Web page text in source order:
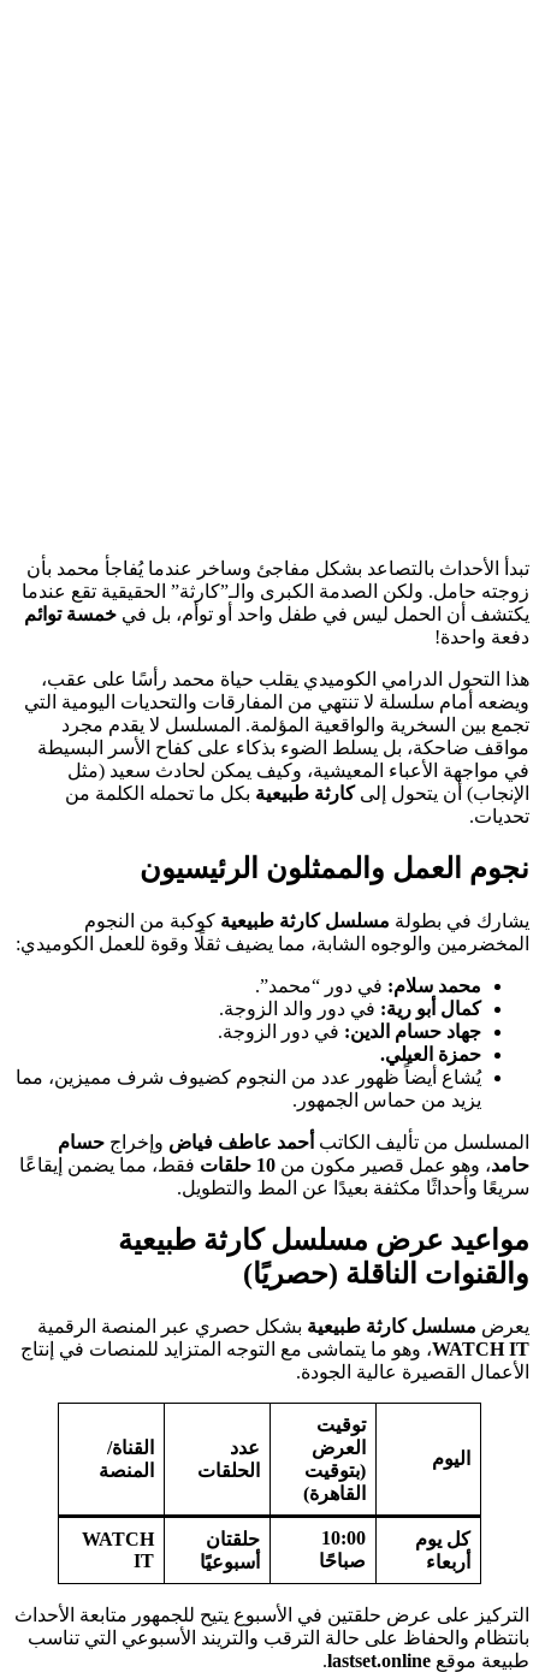
تبدأ الأحداث بالتصاعد بشكل مفاجئ وساخر عندما يُفاجأ محمد بأن
زوجته حامل. ولكن الصدمة الكبرى والـ”كارثة” الحقيقية تقع عندما
يكتشف أن الحمل ليس في طفل واحد أو توأم، بل في خمسة توائم
دفعة واحدة!
هذا التحول الدرامي الكوميدي يقلب حياة محمد رأسًا على عقب،
ويضعه أمام سلسلة لا تنتهي من المفارقات والتحديات اليومية التي
تجمع بين السخرية والواقعية المؤلمة. المسلسل لا يقدم مجرد
مواقف ضاحكة، بل يسلط الضوء بذكاء على كفاح الأسر البسيطة
في مواجهة الأعباء المعيشية، وكيف يمكن لحادث سعيد (مثل
الإنجاب) أن يتحول إلىكارثة طبيعية بكل ما تحمله الكلمة من
تحديات.
نجوم العمل والممثلون الرئيسيون
يشارك في بطولة مسلسل كارثة طبيعية كوكبة من النجوم
المخضرمين والوجوه الشابة، مما يضيف ثقلًا وقوة للعمل الكوميدي:
محمد سلام: في دور “محمد”.
كمال أبو رية: في دور والد الزوجة.
جهاد حسام الدين: في دور الزوجة.
حمزة العيلي.
يُشاع أيضاً ظهور عدد من النجوم كضيوف شرف مميزين، مما
يزيد من حماس الجمهور.
المسلسل من تأليف الكاتب أحمد عاطف فياض وإخراج حسام
حامد، وهو عمل قصير مكون من 10 حلقات
فقط، مما يضمن إيقاعًا
سريعًا وأحداثًا مكثفة بعيدًا عن المط والتطويل.
مواعيد عرض مسلسل كارثة طبيعية
والقنوات الناقلة (حصريًا)
يعرض مسلسل كارثة طبيعية بشكل حصري عبر المنصة الرقمية
WATCH IT، وهو ما يتماشى مع التوجه المتزايد للمنصات في إنتاج
الأعمال القصيرة عالية الجودة.
اليوم
توقيت
العرض
(بتوقيت
القاهرة)
عدد
الحلقات
القناة/
المنصة
كل يوم
أربعاء
10:00
صباحًا
حلقتان
أسبوعيًا
WATCH
IT
التركيز على عرض حلقتين في الأسبوع يتيح للجمهور متابعة الأحداث
بانتظام والحفاظ على حالة الترقب والتريند الأسبوعي التي تناسب
طبيعة موقع lastset.online
.